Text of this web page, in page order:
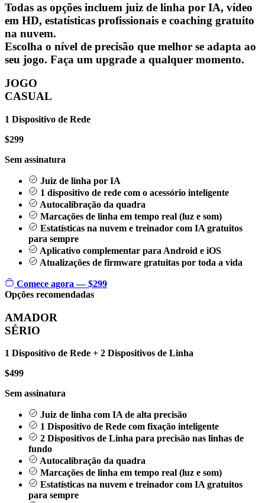
Todas as opções incluem juiz de linha por IA, vídeo
em HD, estatísticas profissionais e coaching gratuito
na nuvem.
Escolha o nível de precisão que melhor se adapta ao
seu jogo. Faça um upgrade a qualquer momento.
JOGO
CASUAL
1 Dispositivo de Rede
$299
Sem assinatura
Juiz de linha por IA
1 dispositivo de rede com o acessório inteligente
Autocalibração da quadra
Marcações de linha em tempo real (luz e som)
Estatísticas na nuvem e treinador com IA gratuitos
para sempre
Aplicativo complementar para Android e iOS
Atualizações de firmware gratuitas por toda a vida
Comece agora — $299
Opções recomendadas
AMADOR
SÉRIO
1 Dispositivo de Rede + 2 Dispositivos de Linha
$499
Sem assinatura
Juiz de linha com IA de alta precisão
1 Dispositivo de Rede com fixação inteligente
2 Dispositivos de Linha para precisão nas linhas de
fundo
Autocalibração da quadra
Marcações de linha em tempo real (luz e som)
Estatísticas na nuvem e treinador com IA gratuitos
para sempre